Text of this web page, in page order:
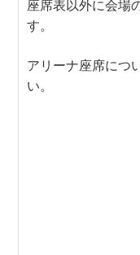
座席表以外に会場
す。
アリーナ座席につ
い。